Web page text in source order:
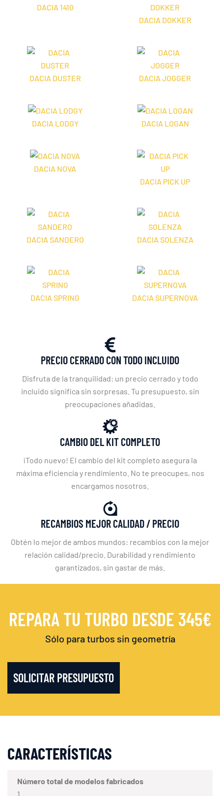
DACIA 1410
DACIA DOKKER
DACIA DUSTER DACIA JOGGER
DACIA LODGY DACIA LOGAN
DACIA NOVA
DACIA PICK UP
DACIA SANDERO DACIA SOLENZA
DACIA SPRING DACIA SUPERNOVA
PRECIO CERRADO CON TODO INCLUIDO
Disfruta de la tranquilidad: un precio cerrado y todo
incluido significa sin sorpresas. Tu presupuesto, sin
preocupaciones añadidas.
CAMBIO DEL KIT COMPLETO
¡Todo nuevo! El cambio del kit completo asegura la
máxima eficiencia y rendimiento. No te preocupes, nos
encargamos nosotros.
RECAMBIOS MEJOR CALIDAD / PRECIO
Obtén lo mejor de ambos mundos: recambios con la mejor
relación calidad/precio. Durabilidad y rendimiento
garantizados, sin gastar de más.
REPARA TU TURBO DESDE 345€
Sólo para turbos sin geometría
SOLICITAR PRESUPUESTO
CARACTERÍSTICAS
Número total de modelos fabricados
1